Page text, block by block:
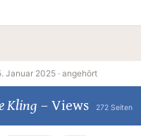
Januar 2025 · angehört
Kling – Views 272 Seiten